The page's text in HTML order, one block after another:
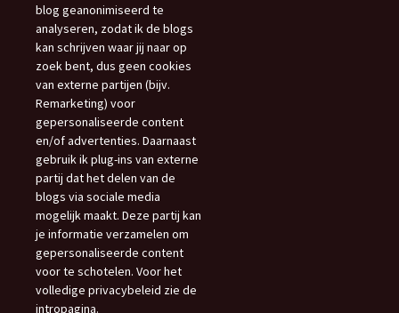
blog geanonimiseerd te
analyseren, zodat ik de blogs
kan schrijven waar jij naar op
zoek bent, dus geen cookies
van externe partijen (bijv.
Remarketing) voor
gepersonaliseerde content
en/of advertenties. Daarnaast
gebruik ik plug-ins van externe
partij dat het delen van de
blogs via sociale media
mogelijk maakt. Deze partij kan
je informatie verzamelen om
gepersonaliseerde content
voor te schotelen. Voor het
volledige privacybeleid zie de
intropagina.